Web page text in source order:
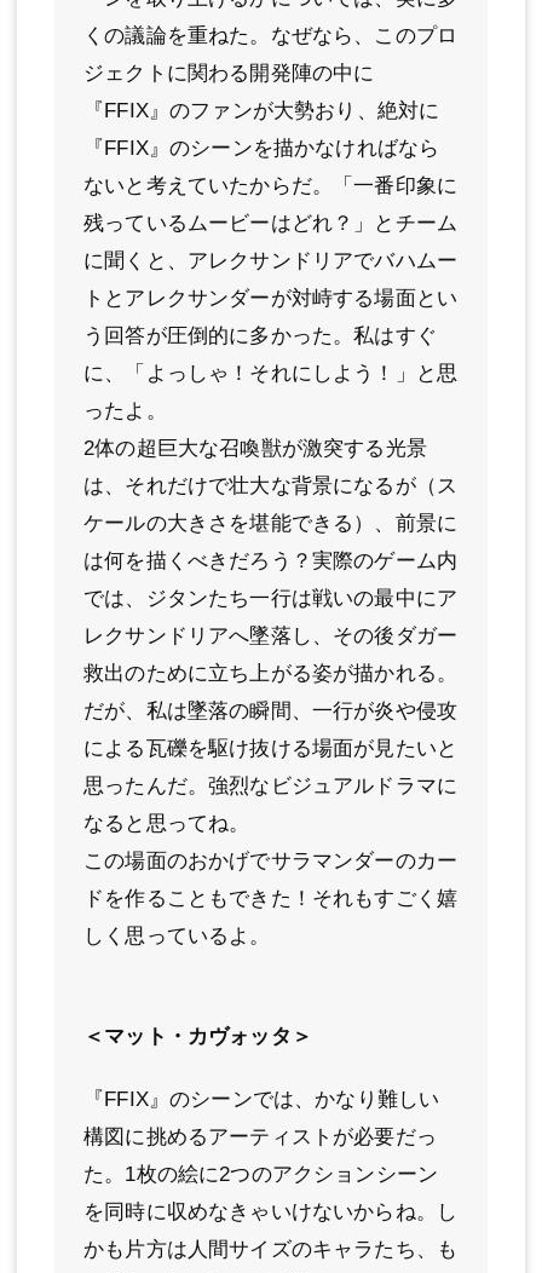
くの議論を重ねた。なぜなら、このプロ
ジェクトに関わる開発陣の中に
『FFIX』のファンが大勢おり、絶対に
『FFIX』のシーンを描かなければなら
ないと考えていたからだ。「一番印象に
残っているムービーはどれ？」とチーム
に聞くと、アレクサンドリアでバハムー
トとアレクサンダーが対峙する場面とい
う回答が圧倒的に多かった。私はすぐ
に、「よっしゃ！それにしよう！」と思
ったよ。
2体の超巨大な召喚獣が激突する光景
は、それだけで壮大な背景になるが（ス
ケールの大きさを堪能できる）、前景に
は何を描くべきだろう？実際のゲーム内
では、ジタンたち一行は戦いの最中にア
レクサンドリアへ墜落し、その後ダガー
救出のために立ち上がる姿が描かれる。
だが、私は墜落の瞬間、一行が炎や侵攻
による瓦礫を駆け抜ける場面が見たいと
思ったんだ。強烈なビジュアルドラマに
なると思ってね。
この場面のおかげでサラマンダーのカー
ドを作ることもできた！それもすごく嬉
しく思っているよ。
＜マット・カヴォッタ＞
『FFIX』のシーンでは、かなり難しい
構図に挑めるアーティストが必要だっ
た。1枚の絵に2つのアクションシーン
を同時に収めなきゃいけないからね。し
かも片方は人間サイズのキャラたち、も